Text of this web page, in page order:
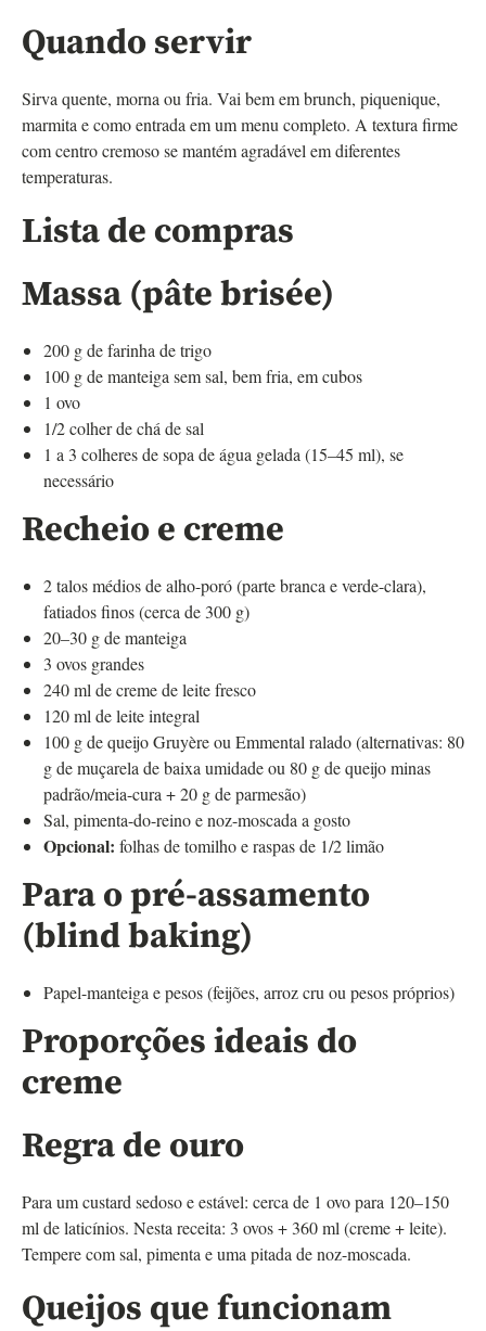
Quando servir
Sirva quente, morna ou fria. Vai bem em brunch, piquenique,
marmita e como entrada em um menu completo. A textura firme
com centro cremoso se mantém agradável em diferentes
temperaturas.
Lista de compras
Massa (pâte brisée)
200 g de farinha de trigo
100 g de manteiga sem sal, bem fria, em cubos
1 ovo
1/2 colher de chá de sal
1 a 3 colheres de sopa de água gelada (15–45 ml), se
necessário
Recheio e creme
2 talos médios de alho-poró (parte branca e verde-clara),
fatiados finos (cerca de 300 g)
20–30 g de manteiga
3 ovos grandes
240 ml de creme de leite fresco
120 ml de leite integral
100 g de queijo Gruyère ou Emmental ralado (alternativas: 80
g de muçarela de baixa umidade ou 80 g de queijo minas
padrão/meia-cura + 20 g de parmesão)
Sal, pimenta-do-reino e noz-moscada a gosto
Opcional: folhas de tomilho e raspas de 1/2 limão
Para o pré-assamento
(blind baking)
Papel-manteiga e pesos (feijões, arroz cru ou pesos próprios)
Proporções ideais do
creme
Regra de ouro
Para um custard sedoso e estável: cerca de 1 ovo para 120–150
ml de laticínios. Nesta receita: 3 ovos + 360 ml (creme + leite).
Tempere com sal, pimenta e uma pitada de noz-moscada.
Queijos que funcionam